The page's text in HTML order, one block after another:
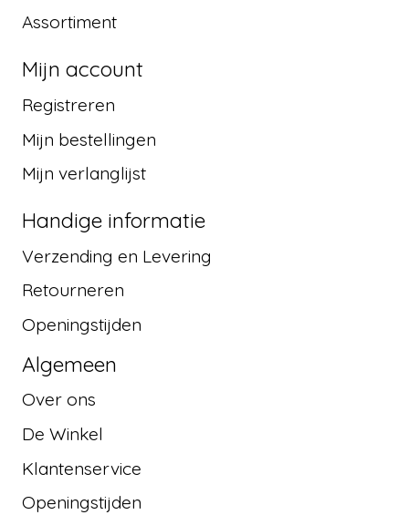
Assortiment
Mijn account
Registreren
Mijn bestellingen
Mijn verlanglijst
Handige informatie
Verzending en Levering
Retourneren
Openingstijden
Algemeen
Over ons
De Winkel
Klantenservice
Openingstijden